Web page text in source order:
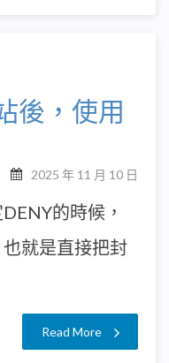
後，使用
2025 年 11 月 10 日
的時候，
就是直接把封
Read More